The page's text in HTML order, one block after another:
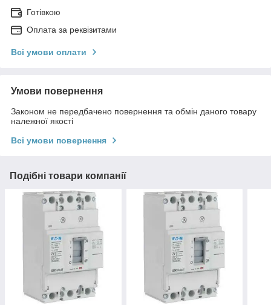
Готівкою
Оплата за реквізитами
Всі умови оплати
Умови повернення
Законом не передбачено повернення та обмін даного товару
належної якості
Всі умови повернення
Подібні товари компанії